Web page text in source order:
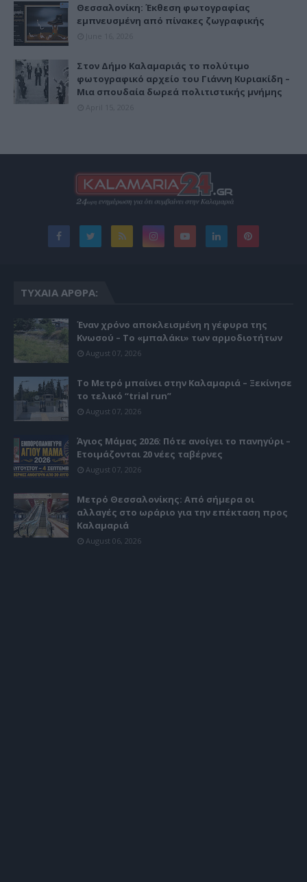
Θεσσαλονίκη: Έκθεση φωτογραφίας
εμπνευσμένη από πίνακες ζωγραφικής
Στον Δήμο Καλαμαριάς το πολύτιμο
φωτογραφικό αρχείο του Γιάννη Κυριακίδη –
Μια σπουδαία δωρεά πολιτιστικής μνήμης
ΤΥΧΑΊΑ ΆΡΘΡΑ:
Έναν χρόνο αποκλεισμένη η γέφυρα της
Κνωσού – Το «μπαλάκι» των αρμοδιοτήτων
August 07, 2026
Το Μετρό μπαίνει στην Καλαμαριά – Ξεκίνησε
το τελικό “trial run”
August 07, 2026
Άγιος Μάμας 2026: Πότε ανοίγει το πανηγύρι –
Ετοιμάζονται 20 νέες ταβέρνες
August 07, 2026
Μετρό Θεσσαλονίκης: Από σήμερα οι
αλλαγές στο ωράριο για την επέκταση προς
Καλαμαριά
August 06, 2026